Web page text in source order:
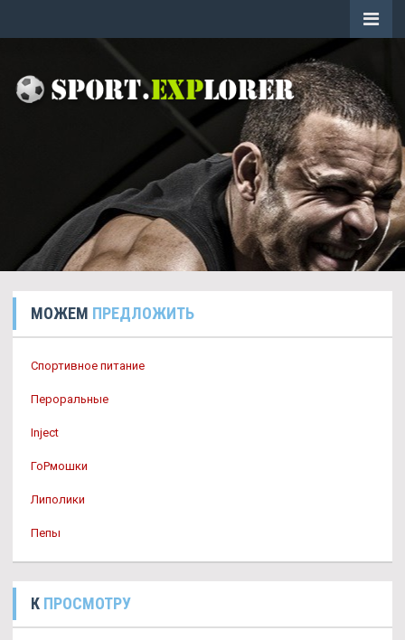
МОЖЕМ ПРЕДЛОЖИТЬ
Спортивное питание
Пероральные
Inject
ГоРмошки
Липолики
Пепы
К ПРОСМОТРУ